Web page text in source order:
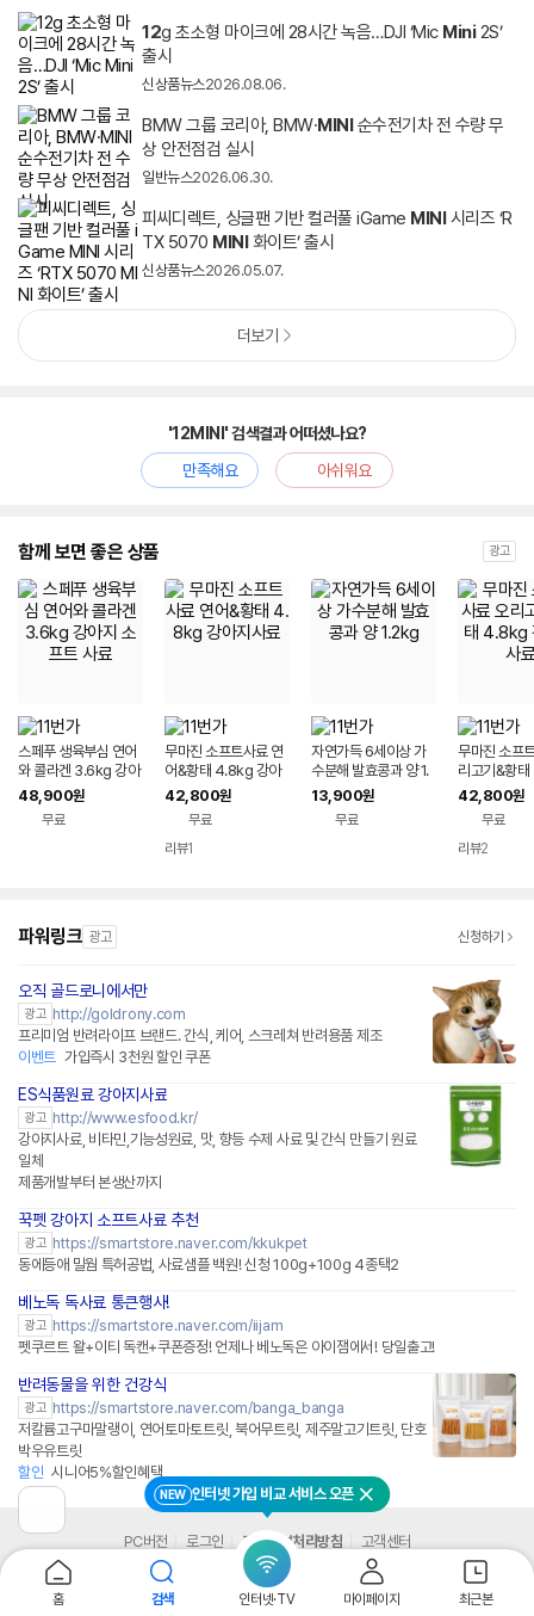
12g 초소형 마이크에 28시간 녹음…DJI ‘Mic Mini2S’
출시
신상품뉴스2026.08.06.
BMW 그룹 코리아, BMW·MINI순수전기차 전 수량 무
상 안전점검 실시
일반뉴스2026.06.30.
피씨디렉트, 싱글팬 기반 컬러풀 iGame MINI시리즈 ‘R
TX 5070 MINI화이트’ 출시
신상품뉴스2026.05.07.
더보기
'12MINI' 검색결과 어떠셨나요?
만족해요
아쉬워요
함께 보면 좋은 상품 광고
스페푸 생육부심 연어
와 콜라겐 3.6kg 강아
지 소프트 사료
48,900원
무료
무마진 소프트사료 연
어&황태 4.8kg 강아
지사료
42,800원
무료
리뷰1
자연가득 6세이상 가
수분해 발효콩과 양 1.
2kg
13,900원
무료
무마진 소프
리고기&황
강아지사료
42,800원
무료
리뷰2
파워링크 광고 신청하기
오직 골드로니에서만
광고 http://goldrony.com
프리미엄 반려라이프 브랜드. 간식, 케어, 스크레쳐 반려용품 제조
이벤트 가입즉시 3천원 할인 쿠폰
ES식품원료 강아지사료
광고 http://www.esfood.kr/
강아지사료, 비타민,기능성원료, 맛, 향등 수제 사료 및 간식 만들기 원료
일체
제품개발부터 본생산까지
꾹펫 강아지 소프트사료 추천
광고 https://smartstore.naver.com/kkukpet
동에등애 밀웜 특허공법, 사료샘플 백원! 신청 100g+100g 4종택2
베노독 독사료 통큰행사!
광고 https://smartstore.naver.com/iijam
펫쿠르트 왈+이티 독캔+쿠폰증정! 언제나 베노독은 아이잼에서! 당일출고!
반려동물을 위한 건강식
광고 https://smartstore.naver.com/banga_banga
저칼륨고구마말랭이, 연어토마토트릿, 북어무트릿, 제주말고기트릿, 단호
박우유트릿
할인 시니어5%할인혜택
전
페
이
지
NEW 인터넷 가입 비교 서비스 오픈 닫기
홈 검색 인터넷·TV 마이페이지 최근본
PC버전 로그인 개인정보처리방침 고객센터
(주) 커넥트웨이브